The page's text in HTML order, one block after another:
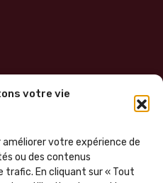
votre vie
améliorer votre expérience de
ou des contenus
trafic. En cliquant sur « Tout